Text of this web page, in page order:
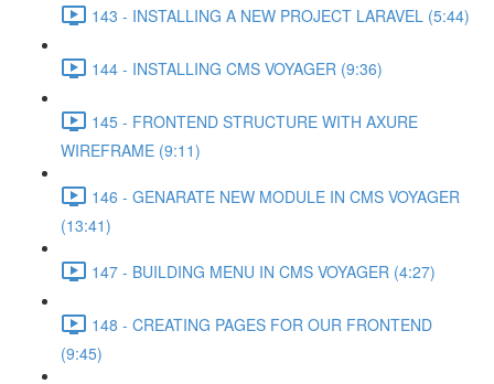
143 - INSTALLING A NEW PROJECT LARAVEL (5:44)
144 - INSTALLING CMS VOYAGER (9:36)
145 - FRONTEND STRUCTURE WITH AXURE
WIREFRAME (9:11)
146 - GENARATE NEW MODULE IN CMS VOYAGER
(13:41)
147 - BUILDING MENU IN CMS VOYAGER (4:27)
148 - CREATING PAGES FOR OUR FRONTEND
(9:45)